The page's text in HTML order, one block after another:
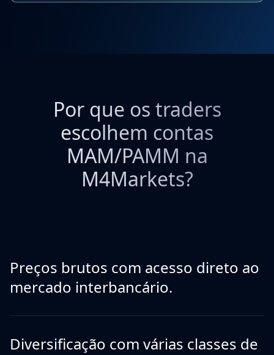
Por que os traders
escolhem contas
MAM/PAMM na
M4Markets?
Preços brutos com acesso direto ao
mercado interbancário.
Diversificação com várias classes de